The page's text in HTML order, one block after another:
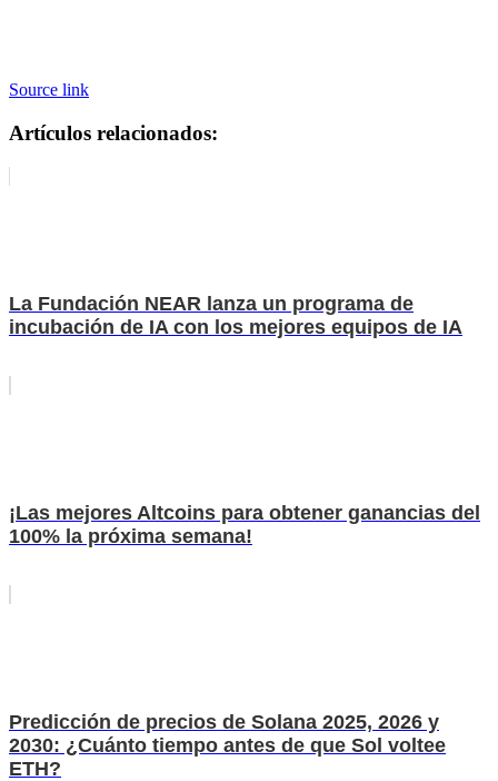
Source link
Artículos relacionados:
La Fundación NEAR lanza un programa de
incubación de IA con los mejores equipos de IA
¡Las mejores Altcoins para obtener ganancias del
100% la próxima semana!
Predicción de precios de Solana 2025, 2026 y
2030: ¿Cuánto tiempo antes de que Sol voltee
ETH?